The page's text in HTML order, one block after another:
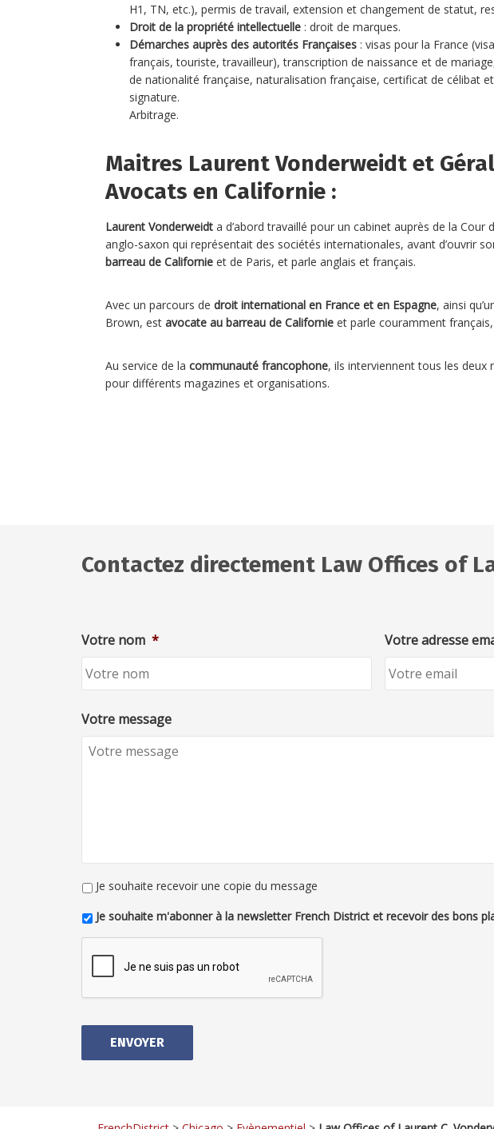
H1, TN, etc.), permis de travail, extension et changement de statut,
Droit de la propriété intellectuelle : droit de marques.
Démarches auprès des autorités Françaises : visas pour la France
français, touriste, travailleur), transcription de naissance et de
de nationalité française, naturalisation française, certificat de célibat
signature.
Arbitrage.
Maitres Laurent Vonderweidt et
Avocats en Californie :
Laurent Vonderweidt a d’abord travaillé pour un cabinet auprès de la Cour
anglo-saxon qui représentait des sociétés internationales, avant d’ouvrir
barreau de Californie et de Paris, et parle anglais et français.
Avec un parcours de droit international en France et en Espagne, ainsi
Brown, est avocate au barreau de Californie et parle couramment
Au service de la communauté francophone, ils interviennent tous les deux
pour différents magazines et organisations.
Contactez directement Law Offices of
Votre nom * Votre adresse
Votre message
Je souhaite recevoir une copie du message
Je souhaite m'abonner à la newsletter French District et recevoir des bons